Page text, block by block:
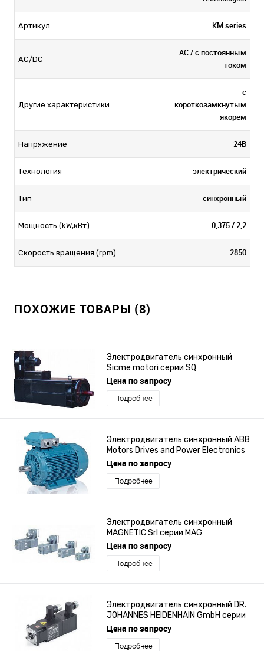
Артикул KM series
AC/DC
AC / с постоянным
током
Другие характеристики
с
короткозамкнутым
якорем
Напряжение 24В
Технология электрический
Тип синхронный
Мощность (kW,кВт) 0,375 / 2,2
Скорость вращения (rpm) 2850
ПОХОЖИЕ ТОВАРЫ (8)
Электродвигатель синхронный
Sicme motori серии SQ
Цена по запросу
Подробнее
Электродвигатель синхронный ABB
Motors Drives and Power Electronics
серий M3BJ, M3LJ, AMZ
Цена по запросу
Подробнее
Электродвигатель синхронный
MAGNETIC Srl серии MAG
Цена по запросу
Подробнее
Электродвигатель синхронный DR.
JOHANNES HEIDENHAIN GmbH серии
QSY
Цена по запросу
Подробнее